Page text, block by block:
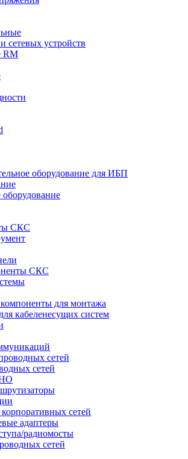
сетевых устройств
RM
оборудование для ИБП
оборудование
СКС
СКС
для монтажа
кабеленесущих систем
сетей
сетей
сетей
адаптеры
радиомосты
сетей